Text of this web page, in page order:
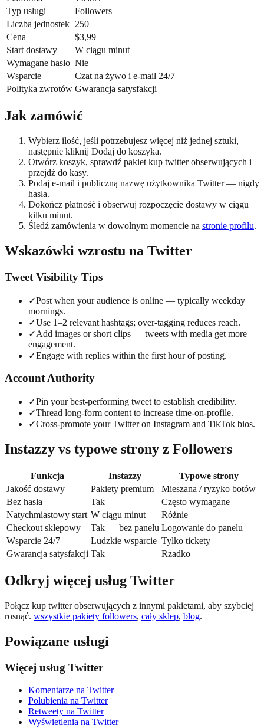
Typ usługi
Followers
Liczba jednostek 250
Cena
$3,99
Start dostawy
W ciągu minut
Wymagane hasło Nie
Wsparcie
Czat na żywo i e-mail 24/7
Polityka zwrotów Gwarancja satysfakcji
Jak zamówić
Wybierz ilość, jeśli potrzebujesz więcej niż jednej sztuki,
następnie kliknij Dodaj do koszyka.
Otwórz koszyk, sprawdź pakiet kup twitter obserwujących i
przejdź do kasy.
Podaj e-mail i publiczną nazwę użytkownika Twitter — nigdy
hasła.
Dokończ płatność i obserwuj rozpoczęcie dostawy w ciągu
kilku minut.
Śledź zamówienia w dowolnym momencie na stronie profilu.
Wskazówki wzrostu na Twitter
Tweet Visibility Tips
✓Post when your audience is online — typically weekday
mornings.
✓Use 1–2 relevant hashtags; over-tagging reduces reach.
✓Add images or short clips — tweets with media get more
engagement.
✓Engage with replies within the first hour of posting.
Account Authority
✓Pin your best-performing tweet to establish credibility.
✓Thread long-form content to increase time-on-profile.
✓Cross-promote your Twitter on Instagram and TikTok bios.
Instazzy vs typowe strony z Followers
Funkcja Instazzy
Typowe strony
Jakość dostawy
Pakiety premium
Mieszana / ryzyko botów
Bez hasła
Tak
Często wymagane
Natychmiastowy start W ciągu minut
Różnie
Checkout sklepowy
Tak — bez panelu Logowanie do panelu
Wsparcie 24/7
Ludzkie wsparcie Tylko tickety
Gwarancja satysfakcji Tak Rzadko
Odkryj więcej usług Twitter
Połącz kup twitter obserwujących z innymi pakietami, aby szybciej
rosnąć. wszystkie pakiety followers, cały sklep, blog.
Powiązane usługi
Więcej usług Twitter
Komentarze na Twitter
Polubienia na Twitter
Retweety na Twitter
Wyświetlenia na Twitter